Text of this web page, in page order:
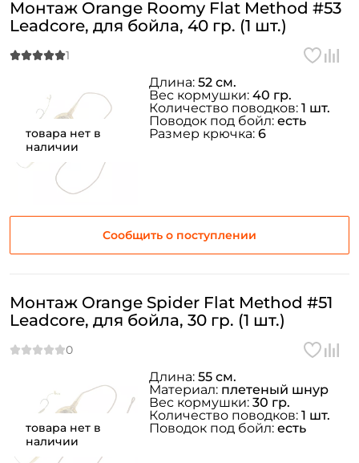
товара нет в
наличии
Монтаж Orange Roomy Flat Method #53
Leadcore, для бойла, 40 гр. (1 шт.)
Сообщить о поступлении
Длина: 52 см.
Вес кормушки: 40 гр.
Количество поводков: 1 шт.
Поводок под бойл: есть
Размер крючка: 6
товара нет в
наличии
Монтаж Orange Spider Flat Method #51
Leadcore, для бойла, 30 гр. (1 шт.)
Длина: 55 см.
Материал: плетеный шнур
Вес кормушки: 30 гр.
Количество поводков: 1 шт.
Поводок под бойл: есть